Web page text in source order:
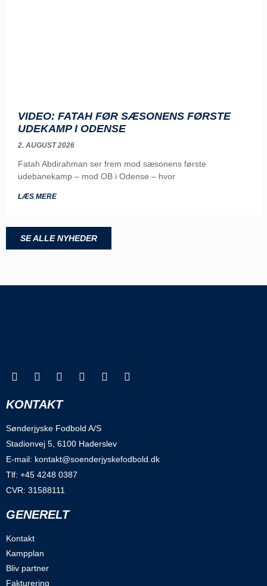
VIDEO: FATAH FØR SÆSONENS FØRSTE
UDEKAMP I ODENSE
2. AUGUST 2026
Fatah Abdirahman ser frem mod sæsonens første
udebanekamp – mod OB i Odense – hvor
LÆS MERE
SE ALLE NYHEDER
KONTAKT
Sønderjyske Fodbold A/S
Stadionvej 5, 6100 Haderslev
E-mail: kontakt@soenderjyskefodbold.dk
Tlf: +45 4248 0387
CVR: 31588111
GENERELT
Kontakt
Kampplan
Bliv partner
Fakturering